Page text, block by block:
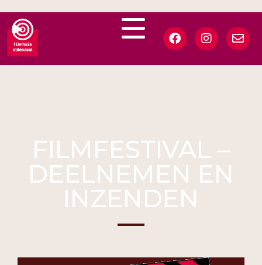
FILMFESTIVAL –
DEELNEMEN EN
INZENDEN